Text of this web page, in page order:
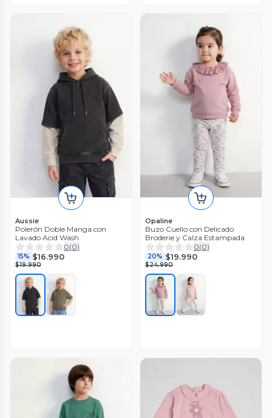
Aussie
Polerón Doble Manga con
Lavado Acid Wash
0(0)
15% $16.990
$19.990
Opaline
Buzo Cuello con Delicado
Broderie y Calza Estampada
0(0)
20% $19.990
$24.990